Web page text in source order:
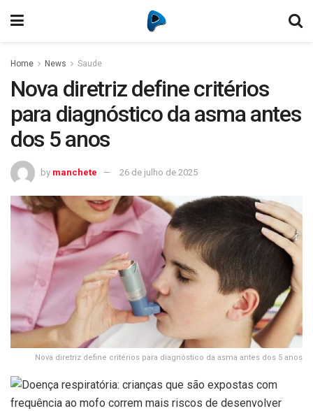
Home News Saude
Nova diretriz define critérios
para diagnóstico da asma antes
dos 5 anos
by manchete 26 de julho de 2025
Nova diretriz define critérios para diagnóstico da asma antes dos 5 anos